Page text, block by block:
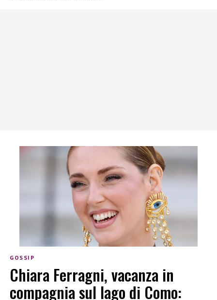
GOSSIP
Chiara Ferragni, vacanza in
compagnia sul lago di Como: